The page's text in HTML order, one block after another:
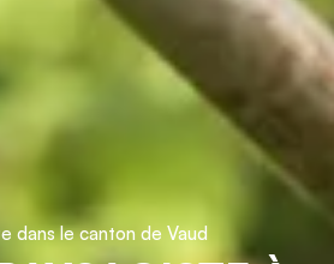
dans le canton de Vaud